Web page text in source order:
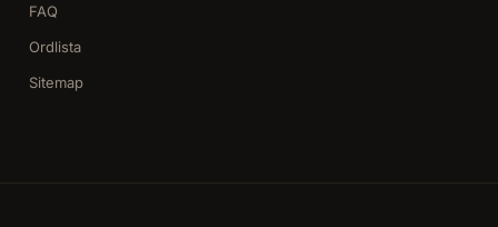
FAQ
Ordlista
Sitemap